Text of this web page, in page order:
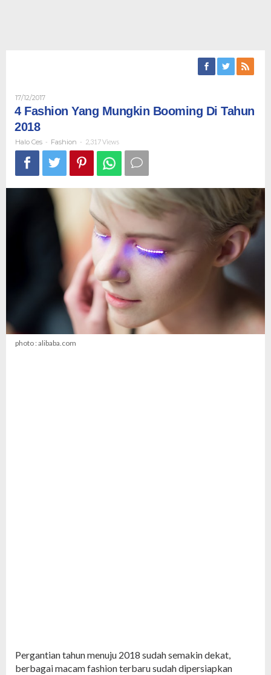
17/12/2017Oleh
Halo
Ces
4 Fashion Yang Mungkin Booming Di Tahun
2018
Halo Ces - Fashion - 2,317 Views
photo : alibaba.com
Pergantian tahun menuju 2018 sudah semakin dekat,
berbagai macam fashion terbaru sudah dipersiapkan